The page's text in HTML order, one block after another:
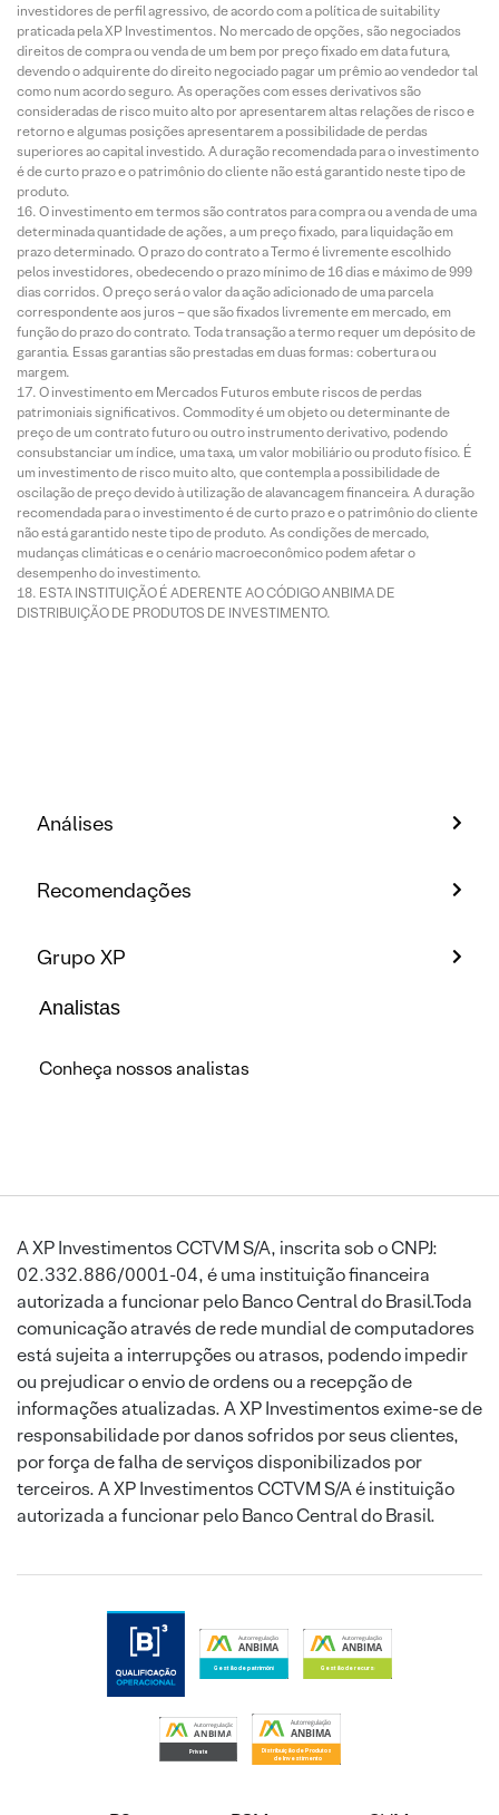
investidores de perfil agressivo, de acordo com a política de suitability
praticada pela XP Investimentos. No mercado de opções, são negociados
direitos de compra ou venda de um bem por preço fixado em data futura,
devendo o adquirente do direito negociado pagar um prêmio ao vendedor tal
como num acordo seguro. As operações com esses derivativos são
consideradas de risco muito alto por apresentarem altas relações de risco e
retorno e algumas posições apresentarem a possibilidade de perdas
superiores ao capital investido. A duração recomendada para o investimento
é de curto prazo e o patrimônio do cliente não está garantido neste tipo de
produto.
O investimento em termos são contratos para compra ou a venda de uma
determinada quantidade de ações, a um preço fixado, para liquidação em
prazo determinado. O prazo do contrato a Termo é livremente escolhido
pelos investidores, obedecendo o prazo mínimo de 16 dias e máximo de 999
dias corridos. O preço será o valor da ação adicionado de uma parcela
correspondente aos juros – que são fixados livremente em mercado, em
função do prazo do contrato. Toda transação a termo requer um depósito de
garantia. Essas garantias são prestadas em duas formas: cobertura ou
margem.
O investimento em Mercados Futuros embute riscos de perdas
patrimoniais significativos. Commodity é um objeto ou determinante de
preço de um contrato futuro ou outro instrumento derivativo, podendo
consubstanciar um índice, uma taxa, um valor mobiliário ou produto físico. É
um investimento de risco muito alto, que contempla a possibilidade de
oscilação de preço devido à utilização de alavancagem financeira. A duração
recomendada para o investimento é de curto prazo e o patrimônio do cliente
não está garantido neste tipo de produto. As condições de mercado,
mudanças climáticas e o cenário macroeconômico podem afetar o
desempenho do investimento.
ESTA INSTITUIÇÃO É ADERENTE AO CÓDIGO ANBIMA DE
DISTRIBUIÇÃO DE PRODUTOS DE INVESTIMENTO.
Análises
Recomendações
Grupo XP
Analistas
Conheça nossos analistas
A XP Investimentos CCTVM S/A, inscrita sob o CNPJ:
02.332.886/0001-04, é uma instituição financeira
autorizada a funcionar pelo Banco Central do Brasil.Toda
comunicação através de rede mundial de computadores
está sujeita a interrupções ou atrasos, podendo impedir
ou prejudicar o envio de ordens ou a recepção de
informações atualizadas. A XP Investimentos exime-se de
responsabilidade por danos sofridos por seus clientes,
por força de falha de serviços disponibilizados por
terceiros. A XP Investimentos CCTVM S/A é instituição
autorizada a funcionar pelo Banco Central do Brasil.